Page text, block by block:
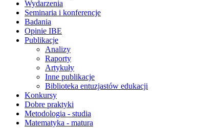
Wydarzenia
Seminaria i konferencje
Badania
Opinie IBE
Publikacje
Analizy
Raporty
Artykuły
Inne publikacje
Biblioteka entuzjastów edukacji
Konkursy
Dobre praktyki
Metodologia - studia
Matematyka - matura